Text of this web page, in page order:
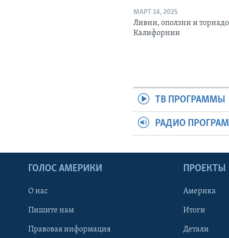
МАРТ 14, 2025
Ливни, оползни и торнадо
Калифорнии
ТВ ПРОГРАММЫ
РАДИО
ГОЛОС АМЕРИКИ
О нас
Пишите нам
Правовая информация
ПРОЕКТЫ
Америка
Итоги
Детали